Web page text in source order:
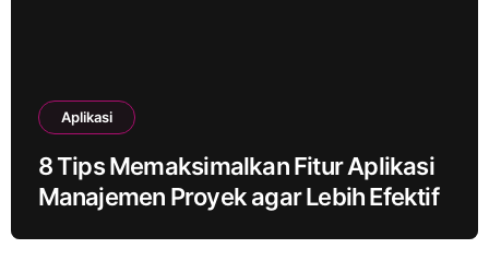
Aplikasi
8 Tips Memaksimalkan Fitur Aplikasi
Manajemen Proyek agar Lebih Efektif